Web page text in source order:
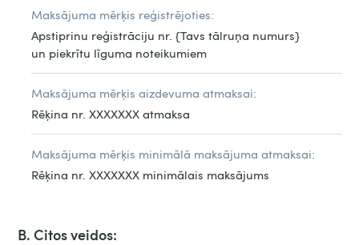
Maksājuma mērķis reģistrējoties:
Apstiprinu reģistrāciju nr. {Tavs tālruņa numurs}
un piekrītu līguma noteikumiem
Maksājuma mērķis aizdevuma atmaksai:
Rēķina nr. XXXXXXX atmaksa
Maksājuma mērķis minimālā maksājuma atmaksai:
Rēķina nr. XXXXXXX minimālais maksājums
B. Citos veidos: